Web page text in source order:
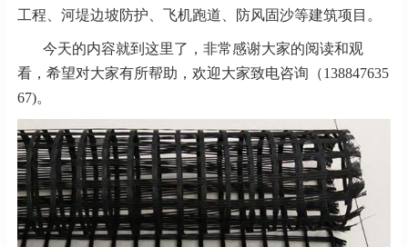
工程、河堤边坡防护、飞机跑道、防风固沙等建筑项目。
今天的内容就到这里了，非常感谢大家的阅读和观
看，希望对大家有所帮助，欢迎大家致电咨询（138847635
67)。